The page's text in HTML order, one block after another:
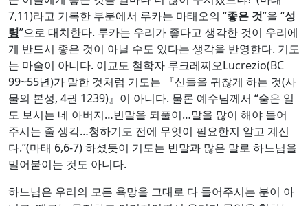
령”으로 대치한다. 루카는 우리가 좋다고 생각한 것이 우리에
게 반드시 좋은 것이 아닐 수도 있다는 생각을 반영한다. 기도
는 마술이 아니다. 이교도 철학자 루크레찌오Lucrezio(BC
99~55년)가 말한 것처럼 기도는 『신들을 귀찮게 하는 것(사
물의 본성, 4권 1239)』이 아니다. 물론 예수님께서 “숨은 일
도 보시는 네 아버지…빈말을 되풀이…말을 많이 해야 들어
주시는 줄 생각…청하기도 전에 무엇이 필요한지 알고 계신
다.”(마태 6,6-7) 하셨듯이 기도는 빈말과 많은 말로 하느님을
밀어붙이는 것도 아니다.
하느님은 우리의 모든 욕망을 그대로 다 들어주시는 분이 아
니고, 때로는 무지하고 이기적이면서 우리가 무엇을 청하는